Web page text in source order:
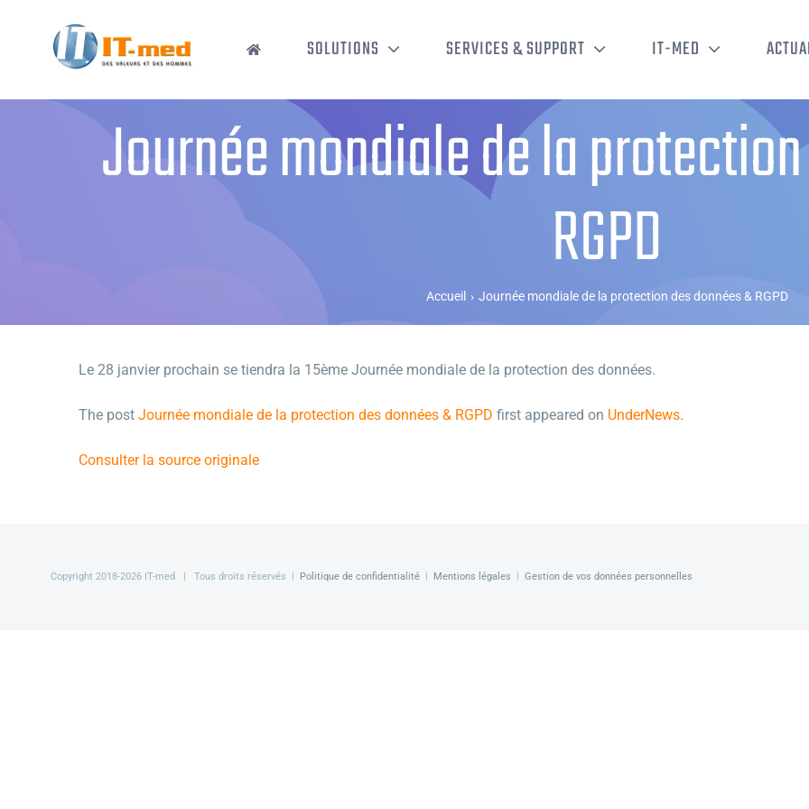
SOLUTIONS SERVICES & SUPPORT IT-MED
Journée mondiale de la
RGPD
Accueil › Journée mondiale de la protection des données & RGPD
Le 28 janvier prochain se tiendra la 15ème Journée mondiale de la protection des données.
The post Journée mondiale de la protection des données & RGPD first appeared on UnderNews.
Consulter la source originale
Copyright 2018-2026 IT-med | Tous droits réservés | Politique de confidentialité| Mentions légales | Gestion de vos données personnelles